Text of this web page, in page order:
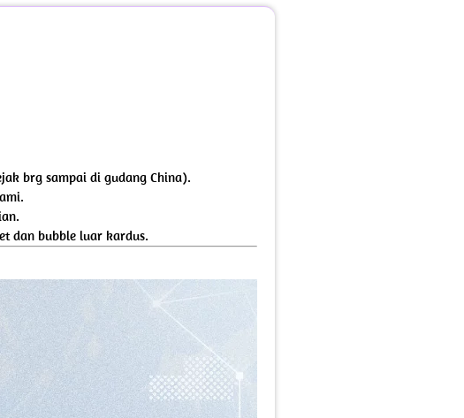
brg sampai di gudang China).
dan bubble luar kardus.